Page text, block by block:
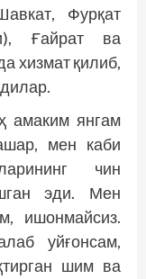
Фурқат
Ғайрат ва
хизмат қилиб,
амаким янгам
мен каби
чин
эди. Мен
ишонмайсиз.
уйғонсам,
шим ва